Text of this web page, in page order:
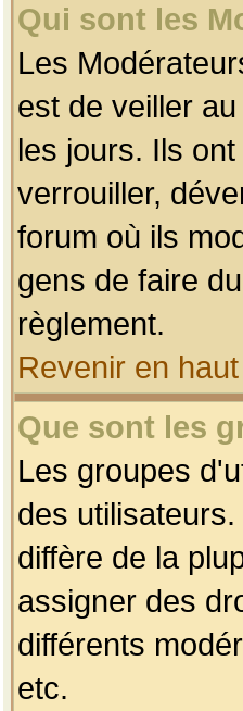
Qui sont les
Les
est de veiller
les jours. Ils
verrouiller,
forum où ils
gens de faire du
règlement.
Revenir en
Que sont les
Les groupes
des
diffère de la
assigner des
différents
etc.